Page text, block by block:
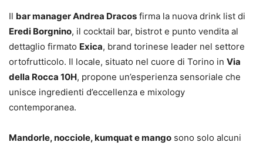
Il bar manager Andrea Dracos firma la nuova drink list di
Eredi Borgnino, il cocktail bar, bistrot e punto vendita al
dettaglio firmato Exica, brand torinese leader nel settore
ortofrutticolo. Il locale, situato nel cuore di Torino in Via
della Rocca 10H, propone un’esperienza sensoriale che
unisce ingredienti d’eccellenza e mixology
contemporanea.
Mandorle, nocciole, kumquat e mango sono solo alcuni